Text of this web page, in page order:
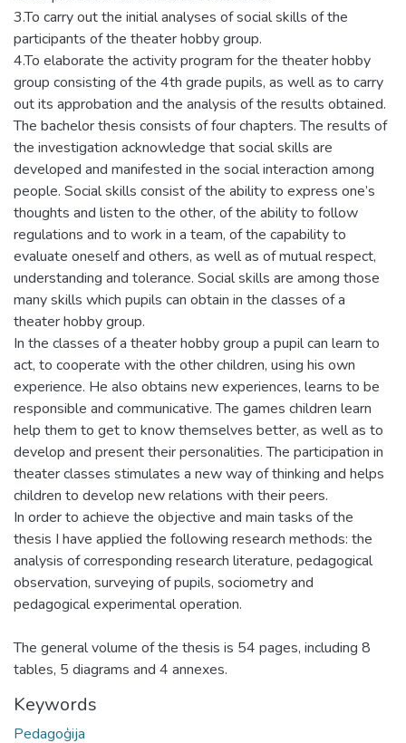
3.To carry out the initial analyses of social skills of the
participants of the theater hobby group.
4.To elaborate the activity program for the theater hobby
group consisting of the 4th grade pupils, as well as to carry
out its approbation and the analysis of the results obtained.
The bachelor thesis consists of four chapters. The results of
the investigation acknowledge that social skills are
developed and manifested in the social interaction among
people. Social skills consist of the ability to express one’s
thoughts and listen to the other, of the ability to follow
regulations and to work in a team, of the capability to
evaluate oneself and others, as well as of mutual respect,
understanding and tolerance. Social skills are among those
many skills which pupils can obtain in the classes of a
theater hobby group.
In the classes of a theater hobby group a pupil can learn to
act, to cooperate with the other children, using his own
experience. He also obtains new experiences, learns to be
responsible and communicative. The games children learn
help them to get to know themselves better, as well as to
develop and present their personalities. The participation in
theater classes stimulates a new way of thinking and helps
children to develop new relations with their peers.
In order to achieve the objective and main tasks of the
thesis I have applied the following research methods: the
analysis of corresponding research literature, pedagogical
observation, surveying of pupils, sociometry and
pedagogical experimental operation.
The general volume of the thesis is 54 pages, including 8
tables, 5 diagrams and 4 annexes.
Keywords
Pedagoģija